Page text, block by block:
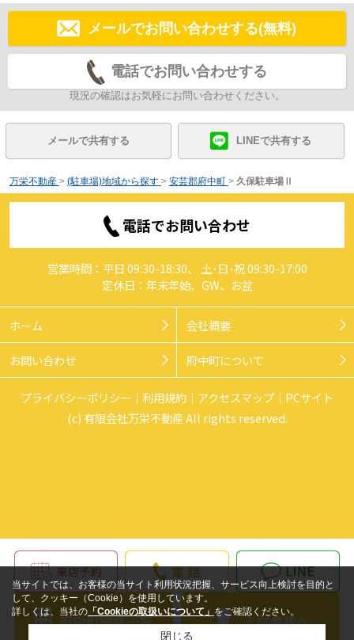
メールでお問い合わせする(無料)
電話でお問い合わせする
現況の確認はお気軽にお問い合わせください。
メールで共有する LINEで共有する
万栄不動産 > (駐車場)地域から探す > 安芸郡府中町 > 久保駐車場Ⅱ
電話でお問い合わせ
営業時間：平日 09:30-18:30、 土･日･祝 09:30-17:00
定休日：年末年始、GW、お盆
ホーム 会社概要
お問い合わせ 府中町について
プライバシーポリシー 利用規約 アクセスマップ
PCサイト
(c) 有限会社万栄不動産 All rights reserved.
当サイトでは、お客様の当サイト利用状況把握、サービス向上検討を目的と
して、クッキー（Cookie）を使用しています。
詳しくは、当社の 「Cookieの取扱いについて」 をご確認ください。
閉じる